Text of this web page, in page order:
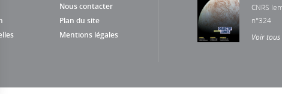
Nous contacter
Plan du site
Mentions légales
CNRS
n°324
Voir tous